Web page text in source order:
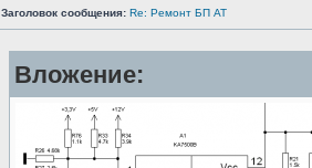
Заголовок сообщения: Re: Ремонт БП АТ
Вложение: